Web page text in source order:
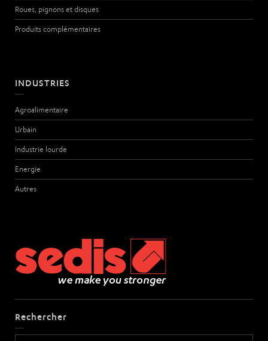
Roues, pignons et disques
Produits complémentaires
INDUSTRIES
Agroalimentaire
Urbain
Industrie lourde
Energie
Autres
Rechercher